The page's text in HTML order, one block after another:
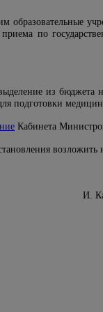
по
из бюджета
подготовки
Кабинета
И.